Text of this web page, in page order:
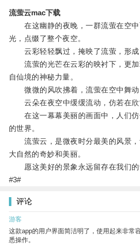
流萤云mac下载
在这幽静的夜晚，一群流萤在空中
光，点缀了整个夜空。
云彩轻轻飘过，掩映了流萤，形成
流萤的光芒在云彩的映衬下，更加
自仙境的神秘力量。
微微的风吹拂着，流萤在空中舞动
云朵在夜空中缓缓流动，仿若在欣
在这一幕幕美丽的画面中，人们仿
的世界。
流萤云，是微夜时分最美的风景，
大自然的奇妙和美丽。
愿这美好的景象永远留存在我们的
#3#
评论
游客
这款app的用户界面简洁明了，使用起来非常
悉操作。